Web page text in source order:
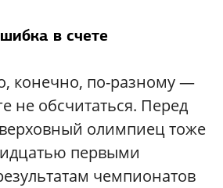
в счете
конечно, по-разному —
не обсчитаться. Перед
олимпиец тоже
первыми
чемпионатов